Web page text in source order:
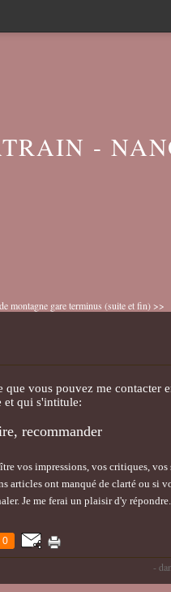
-
montagne gare terminus (suite et fin) >>
que vous pouvez me contacter
et qui s'intitule:
recommander
vos impressions, vos critiques,
articles ont manqué de clarté ou si
Je me ferai un plaisir d'y
0
-